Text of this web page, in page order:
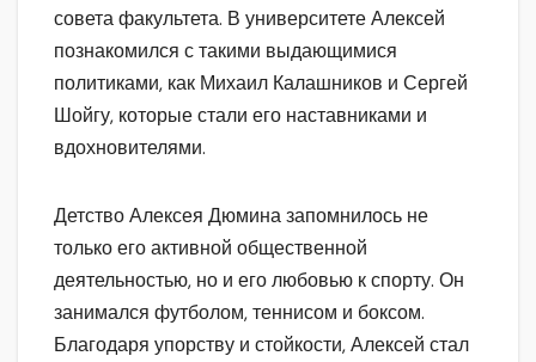
совета факультета. В университете Алексей
познакомился с такими выдающимися
политиками, как Михаил Калашников и Сергей
Шойгу, которые стали его наставниками и
вдохновителями.
Детство Алексея Дюмина запомнилось не
только его активной общественной
деятельностью, но и его любовью к спорту. Он
занимался футболом, теннисом и боксом.
Благодаря упорству и стойкости, Алексей стал